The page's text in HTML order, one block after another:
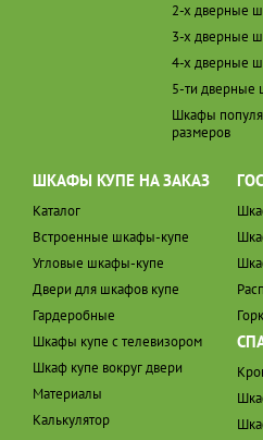
2-х дверные
3-х дверные
4-х дверные
5-ти дверные
Шкафы
размеров
ШКАФЫ КУПЕ НА ЗАКАЗ
Каталог
Встроенные шкафы-купе
Угловые шкафы-купе
Двери для шкафов купе
Гардеробные
Шкафы купе с телевизором
Шкаф купе вокруг двери
Материалы
Калькулятор